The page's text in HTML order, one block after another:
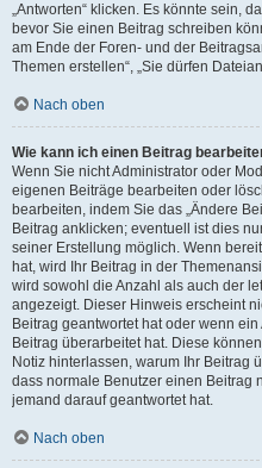
„Antworten“ klicken. Es könnte sein,
bevor Sie einen Beitrag schreiben
am Ende der Foren- und der
Themen erstellen“, „Sie dürfen
Nach oben
Wie kann ich einen Beitrag
Wenn Sie nicht Administrator oder
eigenen Beiträge bearbeiten oder
bearbeiten, indem Sie das „Ändere
Beitrag anklicken; eventuell ist dies
seiner Erstellung möglich. Wenn
hat, wird Ihr Beitrag in der
wird sowohl die Anzahl als auch der
angezeigt. Dieser Hinweis erscheint
Beitrag geantwortet hat oder wenn
Beitrag überarbeitet hat. Diese
Notiz hinterlassen, warum Ihr Beitrag
dass normale Benutzer einen Beitrag
jemand darauf geantwortet hat.
Nach oben